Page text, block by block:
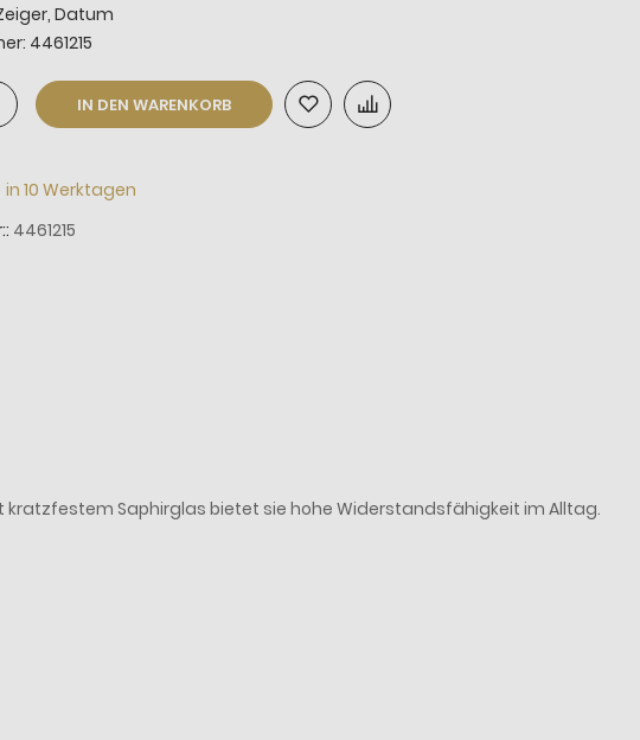
Datum
4461215
IN DEN WARENKORB
in 10 Werktagen
4461215
Saphirglas bietet sie hohe Widerstandsfähigkeit im Alltag.